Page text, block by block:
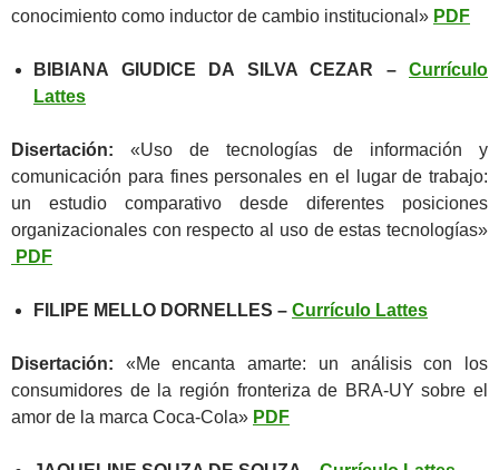
conocimiento como inductor de cambio institucional» PDF
BIBIANA GIUDICE DA SILVA CEZAR – Currículo
Lattes
Disertación: «Uso de tecnologías de información y
comunicación para fines personales en el lugar de trabajo:
un estudio comparativo desde diferentes posiciones
organizacionales con respecto al uso de estas tecnologías»
PDF
FILIPE MELLO DORNELLES – Currículo Lattes
Disertación: «Me encanta amarte: un análisis con los
consumidores de la región fronteriza de BRA-UY sobre el
amor de la marca Coca-Cola» PDF